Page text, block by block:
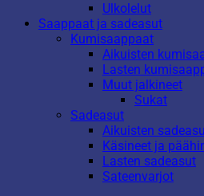
Ulkolelut
Saappaat ja sadeasut
Kumisaappaat
Aikuisten
Lasten
Muut jalkineet
Sukat
Sadeasut
Aikuisten
Käsineet ja
Lasten sadeasut
Sateenvarjot